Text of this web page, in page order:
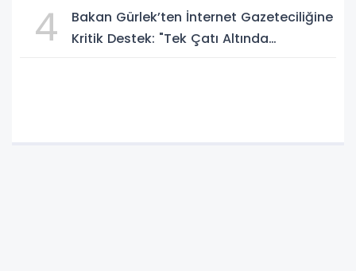
4
Bakan Gürlek’ten İnternet Gazeteciliğine
Kritik Destek: "Tek Çatı Altında